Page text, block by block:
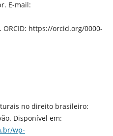
E-mail:
https://orcid.org/0000-
no direito brasileiro:
Disponível em:
wp-